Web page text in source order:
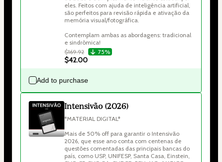
eles. Feitos com ajuda de inteligência artificial,
são perfeitos para revisão rápida e ativação da
memória visual/fotográfica.
Contemplam ambas as abordagens: tradicional
e sindrômica!
$169.92
75%
$42.00
Add to purchase
Intensivão (2026)
*MATERIAL DIGITAL*
Mais de 50% off para garantir o Intensivão
2026, que esse ano conta com centenas de
questões comentadas das principais bancas do
país, como USP, UNIFESP, Santa Casa, Einstein,